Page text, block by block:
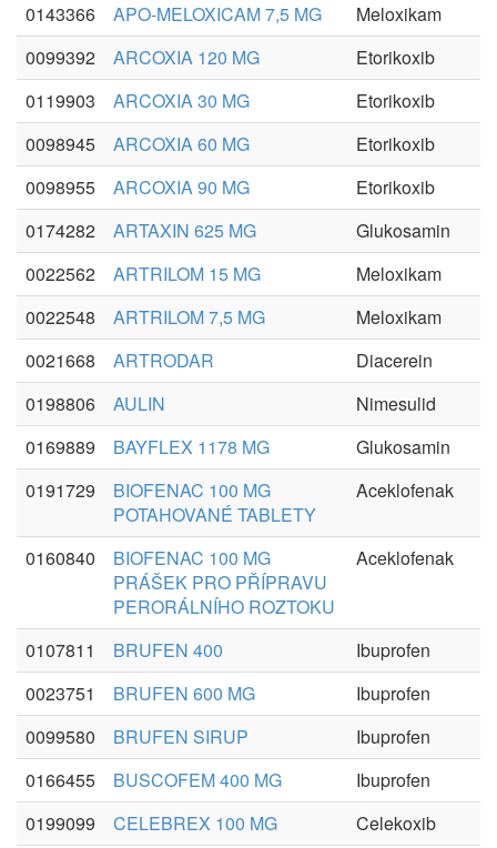
0143366
APO-MELOXICAM 7,5 MG
Meloxikam
0099392
ARCOXIA 120 MG
Etorikoxib
0119903
ARCOXIA 30 MG
Etorikoxib
0098945
ARCOXIA 60 MG
Etorikoxib
0098955
ARCOXIA 90 MG
Etorikoxib
0174282
ARTAXIN 625 MG
Glukosamin
0022562
ARTRILOM 15 MG
Meloxikam
0022548
ARTRILOM 7,5 MG
Meloxikam
0021668
ARTRODAR
Diacerein
0198806
AULIN
Nimesulid
0169889
BAYFLEX 1178 MG
Glukosamin
0191729
BIOFENAC 100 MG
POTAHOVANÉ TABLETY
Aceklofenak
0160840
BIOFENAC 100 MG
PRÁŠEK PRO PŘÍPRAVU
PERORÁLNÍHO ROZTOKU
Aceklofenak
0107811 BRUFEN 400
Ibuprofen
0023751
BRUFEN 600 MG
Ibuprofen
0099580
BRUFEN SIRUP
Ibuprofen
0166455
BUSCOFEM 400 MG
Ibuprofen
0199099
CELEBREX 100 MG
Celekoxib